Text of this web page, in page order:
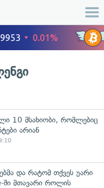
10 მსახიობი, რომლებიც
არიან
და რატომ თქვეს უარი
მთავარი როლის